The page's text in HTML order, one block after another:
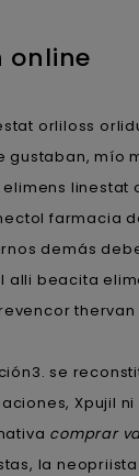
online
orliloss
gustaban, mío
linestat
farmacia
demás
beacita
​​se
Xpujil
comprar
la